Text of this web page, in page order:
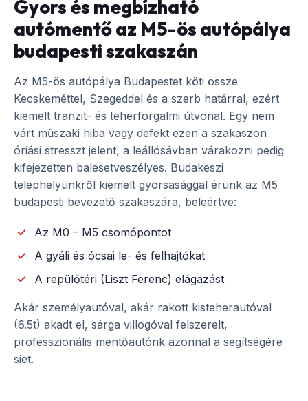
Gyors és megbízható
autómentő az M5-ös autópálya
budapesti szakaszán
Az M5-ös autópálya Budapestet köti össze
Kecskeméttel, Szegeddel és a szerb határral, ezért
kiemelt tranzit- és teherforgalmi útvonal. Egy nem
várt műszaki hiba vagy defekt ezen a szakaszon
óriási stresszt jelent, a leállósávban várakozni pedig
kifejezetten balesetveszélyes. Budakeszi
telephelyünkről kiemelt gyorsasággal érünk az M5
budapesti bevezető szakaszára, beleértve:
Az M0 – M5 csomópontot
A gyáli és ócsai le- és felhajtókat
A repülőtéri (Liszt Ferenc) elágazást
Akár személyautóval, akár rakott kisteherautóval
(6.5t) akadt el, sárga villogóval felszerelt,
professzionális mentőautónk azonnal a segítségére
siet.